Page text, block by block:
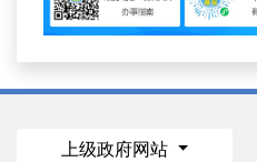
上级政府网站